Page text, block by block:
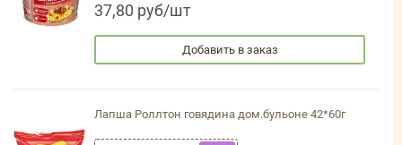
37,80 руб/шт
Добавить в заказ
Лапша Роллтон говядина дом.бульоне 42*60г